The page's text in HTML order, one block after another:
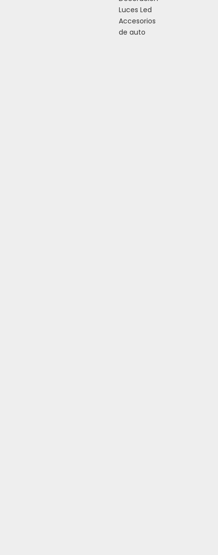
Luces Led
Accesorios
de auto